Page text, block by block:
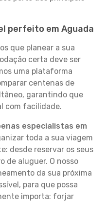
perfeito em Aguada
que planear a sua
certa deve ser
uma plataforma
centenas de
garantindo que
com facilidade.
especialistas em
toda a sua viagem
desde reservar os seus
de aluguer. O nosso
da sua próxima
para que possa
importa: forjar